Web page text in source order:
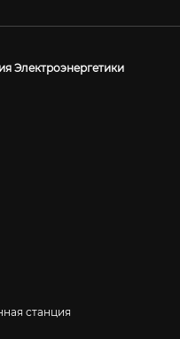
Электроэнергетики
станция